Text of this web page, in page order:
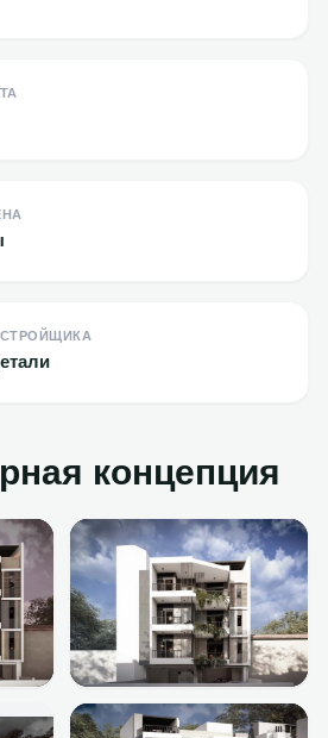
концепция